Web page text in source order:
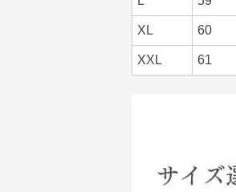
XL 60
XXL 61